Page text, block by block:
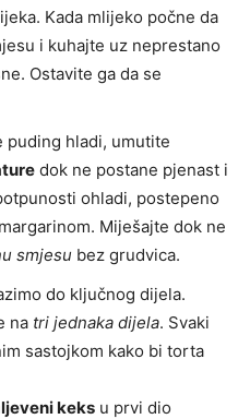
Kada mlijeko počne da
i kuhajte uz neprestano
Ostavite ga da se
puding hladi, umutite
dok ne postane pjenast i
ohladi, postepeno
Miješajte dok ne
smjesu bez grudvica.
do ključnog dijela.
na tri jednaka dijela. Svaki
sastojkom kako bi torta
keks u prvi dio